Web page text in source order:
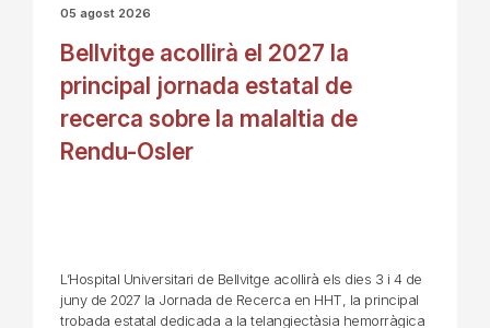
05 agost 2026
Bellvitge acollirà el 2027 la
principal jornada estatal de
recerca sobre la malaltia de
Rendu-Osler
L’Hospital Universitari de Bellvitge acollirà els dies 3 i 4 de
juny de 2027 la Jornada de Recerca en HHT, la principal
trobada estatal dedicada a la telangiectàsia hemorràgica